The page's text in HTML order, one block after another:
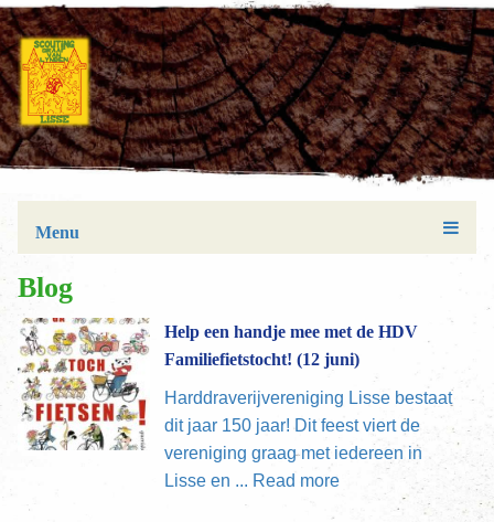
Menu
Blog
Help een handje mee met de HDV
Familiefietstocht! (12 juni)
Harddraverijvereniging Lisse bestaat
dit jaar 150 jaar! Dit feest viert de
vereniging graag met iedereen in
Lisse en ... Read more